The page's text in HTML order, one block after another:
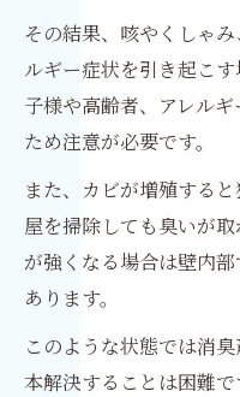
その結果、咳やくしゃ
ルギー症状を引き起こ
子様や高齢者、アレル
ため注意が必要です。
また、カビが増殖する
屋を掃除しても臭いが
が強くなる場合は壁内
あります。
このような状態では消
本解決することは困難